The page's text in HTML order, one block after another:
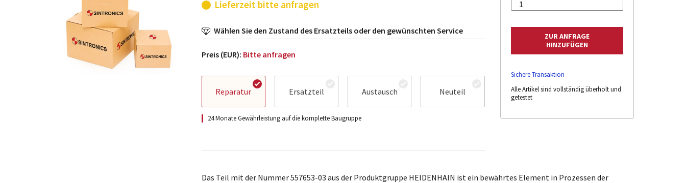
Lieferzeit bitte anfragen
Wählen Sie den Zustand des Ersatzteils oder den gewünschten Service
Preis (EUR): Bitte anfragen
Reparatur Ersatzteil Austausch Neuteil
24 Monate Gewährleistung auf die komplette Baugruppe
Sichere Transaktion
Alle Artikel sind vollständig überholt und
getestet
Das Teil mit der Nummer 557653-03 aus der Produktgruppe HEIDENHAIN ist ein bewährtes Element in Prozessen der